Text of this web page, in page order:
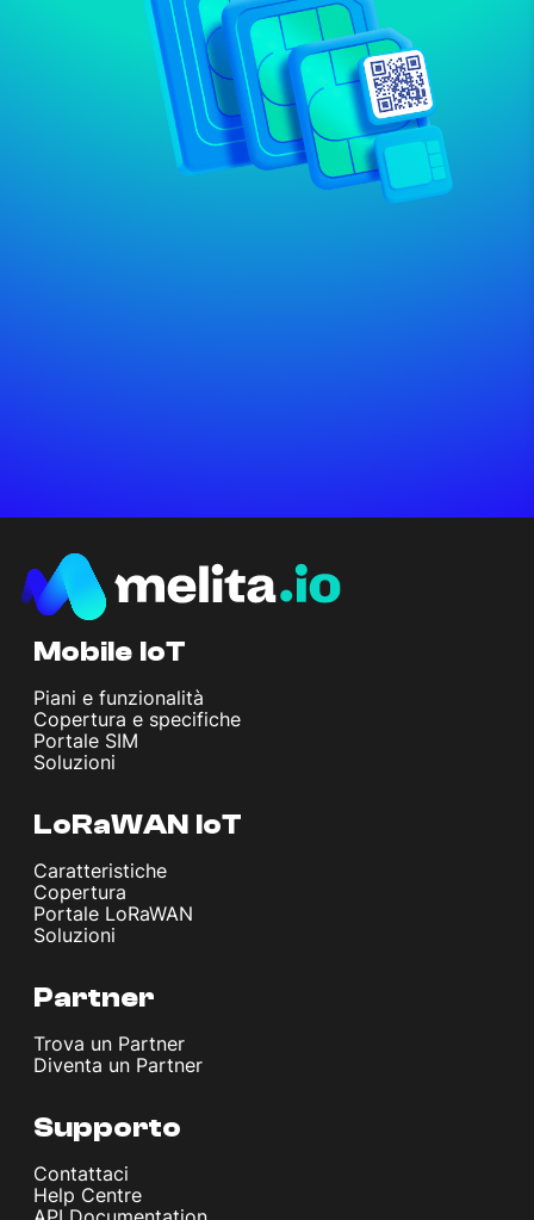
Mobile IoT
Piani e funzionalità
Copertura e specifiche
Portale SIM
Soluzioni
LoRaWAN IoT
Caratteristiche
Copertura
Portale LoRaWAN
Soluzioni
Partner
Trova un Partner
Diventa un Partner
Supporto
Contattaci
Help Centre